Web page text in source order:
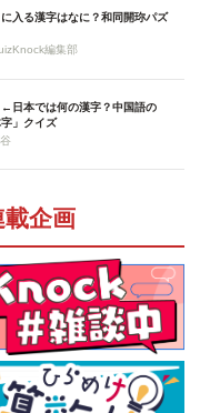
に入る漢字はなに？和同開珎パズ
編集部
←日本では何の漢字？中国語の
字」クイズ
載企画